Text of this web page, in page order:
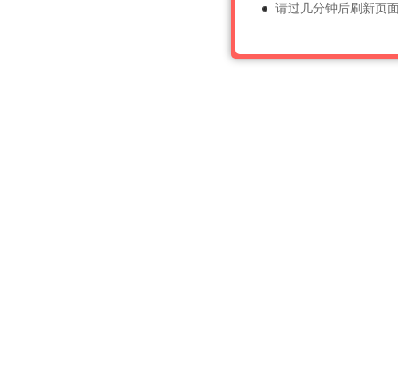
请过几分钟后刷新页